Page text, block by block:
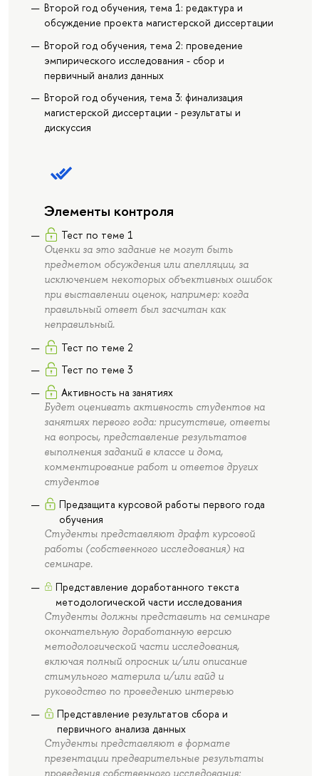
Второй год обучения, тема 1: редактура и
обсуждение проекта магистерской диссертации
Второй год обучения, тема 2: проведение
эмпирического исследования - сбор и
первичный анализ данных
Второй год обучения, тема 3: финализация
магистерской диссертации - результаты и
дискуссия
Элементы контроля
Тест по теме 1
Оценки за это задание не могут быть
предметом обсуждения или апелляции, за
исключением некоторых объективных ошибок
при выставлении оценок, например: когда
правильный ответ был засчитан как
неправильный.
Тест по теме 2
Тест по теме 3
Активность на занятиях
Будет оценивать активность студентов на
занятиях первого года: присутствие, ответы
на вопросы, представление результатов
выполнения заданий в классе и дома,
комментирование работ и ответов других
студентов
Предзащита курсовой работы первого года
обучения
Студенты представляют драфт курсовой
работы (собственного исследования) на
семинаре.
Представление доработанного текста
методологической части исследования
Студенты должны представить на семинаре
окончательную доработанную версию
методологической части исследования,
включая полный опросник и/или описание
стимульного материла и/или гайд и
руководство по проведению интервью
Представление результатов сбора и
первичного анализа данных
Студенты представляют в формате
презентации предварительные результаты